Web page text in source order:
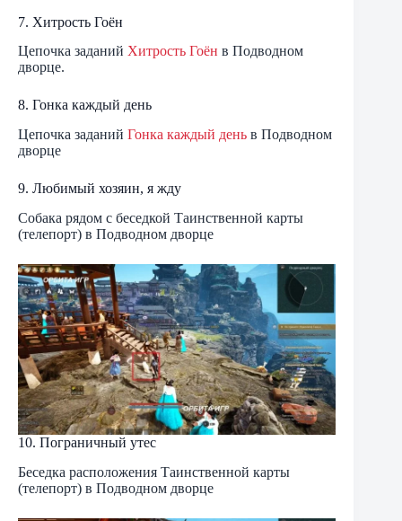
7. Хитрость Гоён
Цепочка заданий Хитрость Гоён в Подводном
дворце.
8. Гонка каждый день
Цепочка заданий Гонка каждый день в Подводном
дворце
9. Любимый хозяин, я жду
Собака рядом с беседкой Таинственной карты
(телепорт) в Подводном дворце
10. Пограничный утес
Беседка расположения Таинственной карты
(телепорт) в Подводном дворце